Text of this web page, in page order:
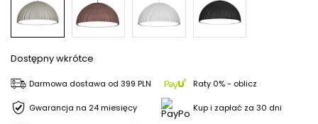
Dostępny wkrótce
Darmowa dostawa od 399 PLN Raty 0% - oblicz
Gwarancja na 24 miesięcy Kup i zapłać za 30 dni